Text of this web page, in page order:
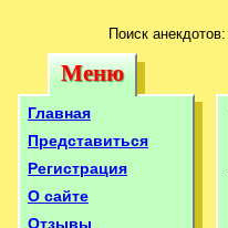
Поиск анекдотов:
Меню
Меню
Главная
Представиться
Регистрация
О сайте
Отзывы